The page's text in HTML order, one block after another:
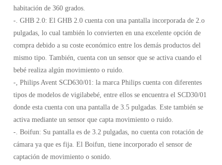
habitación de 360 grados.
-. GHB 2.0: El GHB 2.0 cuenta con una pantalla incorporada de 2.o
pulgadas, lo cual también lo convierten en una excelente opción de
compra debido a su coste económico entre los demás productos del
mismo tipo. También, cuenta con un sensor que se activa cuando el
bebé realiza algún movimiento o ruido.
-, Philips Avent SCD630/01: la marca Philips cuenta con diferentes
tipos de modelos de vigilabebé, entre ellos se encuentra el SCD30/01
donde esta cuenta con una pantalla de 3.5 pulgadas. Este también se
activa mediante un sensor que capta movimiento o ruido.
-. Boifun: Su pantalla es de 3.2 pulgadas, no cuenta con rotación de
cámara ya que es fija. El Boifun, tiene incorporado el sensor de
captación de movimiento o sonido.